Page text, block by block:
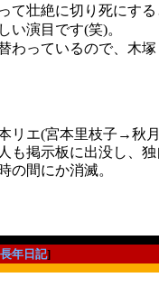
て壮絶に切り死にす
い演目です(笑)。
わっているので、木
リエ(宮本里枝子→秋
掲示板に出没し、独
の間にか消滅。
長年日記]